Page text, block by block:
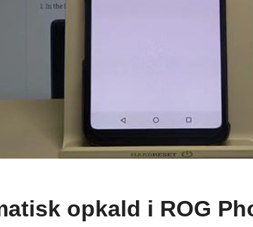
opkald i ROG